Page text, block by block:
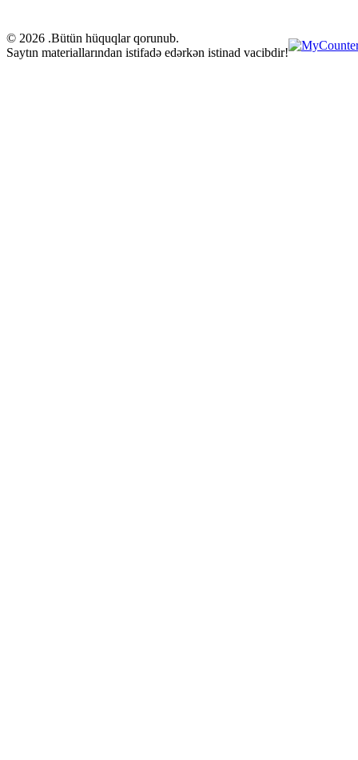
© 2026 .Bütün hüquqlar qorunub.
Saytın materiallarından istifadə edərkən istinad vacibdir!